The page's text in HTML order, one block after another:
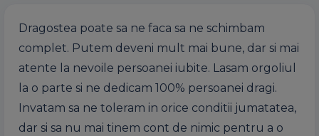
Dragostea poate sa ne faca sa ne schimbam
complet. Putem deveni mult mai bune, dar si mai
atente la nevoile persoanei iubite. Lasam orgoliul
la o parte si ne dedicam 100% persoanei dragi.
Invatam sa ne toleram in orice conditii jumatatea,
dar si sa nu mai tinem cont de nimic pentru a o